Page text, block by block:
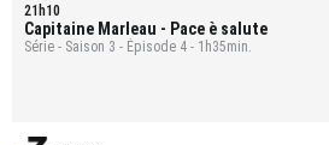
21h10
Capitaine Marleau - Pace è salute
Série - Saison 3 - Épisode 4 - 1h35min.